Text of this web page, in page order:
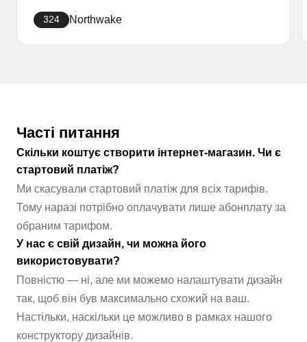
324 Northwake
Часті питання
Скільки коштує створити інтернет-магазин. Чи є
стартовий платіж?
Ми скасували стартовий платіж для всіх тарифів.
Тому наразі потрібно оплачувати лише абонплату за
обраним тарифом.
У нас є свій дизайн, чи можна його
використовувати?
Повністю — ні, але ми можемо налаштувати дизайн
так, щоб він був максимально схожий на ваш.
Настільки, наскільки це можливо в рамках нашого
конструктору дизайнів.